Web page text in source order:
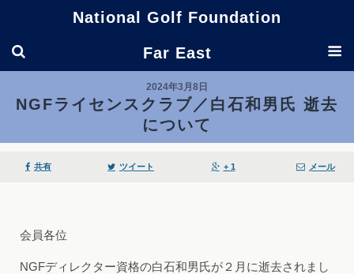
National Golf Foundation
Far East
2024年3月8日
NGFライセンスクラブ／白石和男氏 逝去
について
共有 ツイート + 1 メール
会員各位
NGFディレクター資格の白石和男氏が２月に逝去されまし